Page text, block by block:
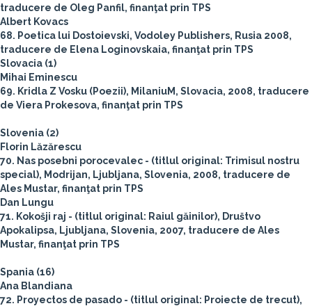
traducere de Oleg Panfil, finanţat prin TPS
Albert Kovacs
68. Poetica lui Dostoievski, Vodoley Publishers, Rusia 2008,
traducere de Elena Loginovskaia, finanţat prin TPS
Slovacia (1)
Mihai Eminescu
69. Kridla Z Vosku (Poezii), MilaniuM, Slovacia, 2008, traducere
de Viera Prokesova, finanţat prin TPS
Slovenia (2)
Florin Lăzărescu
70. Nas posebni porocevalec - (titlul original: Trimisul nostru
special), Modrijan, Ljubljana, Slovenia, 2008, traducere de
Ales Mustar, finanţat prin TPS
Dan Lungu
71. Kokošji raj - (titlul original: Raiul găinilor), Društvo
Apokalipsa, Ljubljana, Slovenia, 2007, traducere de Ales
Mustar, finanţat prin TPS
Spania (16)
Ana Blandiana
72. Proyectos de pasado - (titlul original: Proiecte de trecut),